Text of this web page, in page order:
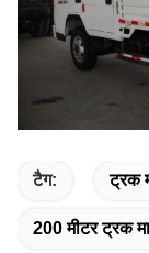
टैग: ट्रक
200 मीटर ट्रक